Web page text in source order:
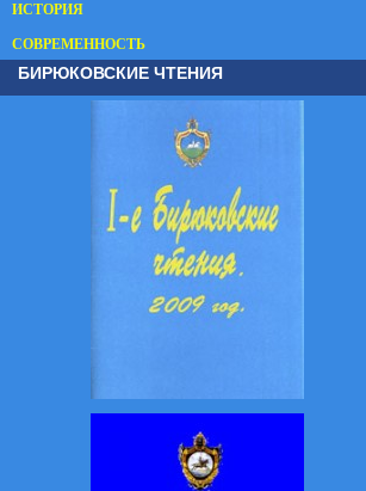
ИСТОРИЯ
СОВРЕМЕННОСТЬ
БИРЮКОВСКИЕ ЧТЕНИЯ